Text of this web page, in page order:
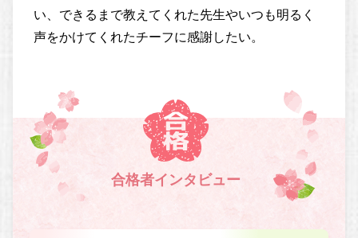
い、できるまで教えてくれた先生やいつも明るく
声をかけてくれたチーフに感謝したい。
合格者インタビュー